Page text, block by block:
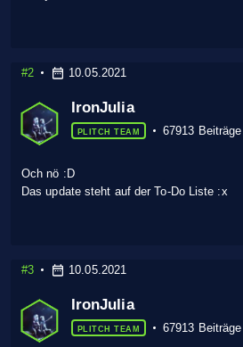
#2 10.05.2021
IronJulia
PLITCH TEAM 67913 Beiträge
Och nö :D
Das update steht auf der To-Do Liste :x
#3 10.05.2021
IronJulia
PLITCH TEAM 67913 Beiträge